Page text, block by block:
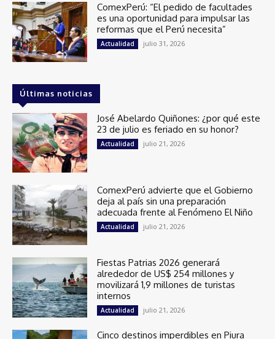
ComexPerú: “El pedido de facultades
es una oportunidad para impulsar las
reformas que el Perú necesita”
Actualidad julio 31, 2026
Últimas noticias
José Abelardo Quiñones: ¿por qué este
23 de julio es feriado en su honor?
Actualidad julio 21, 2026
ComexPerú advierte que el Gobierno
deja al país sin una preparación
adecuada frente al Fenómeno El Niño
Actualidad julio 21, 2026
Fiestas Patrias 2026 generará
alrededor de US$ 254 millones y
movilizará 1,9 millones de turistas
internos
Actualidad julio 21, 2026
Cinco destinos imperdibles en Piura